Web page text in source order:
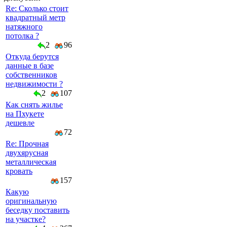
Re: Сколько стоит
квадратный метр
натяжного
потолка ?
2
96
Откуда берутся
данные в базе
собственников
недвижимости ?
2
107
Как снять жилье
на Пхукете
дешевле
72
Re: Прочная
двухярусная
металлическая
кровать
157
Какую
оригинальную
беседку поставить
на участке?